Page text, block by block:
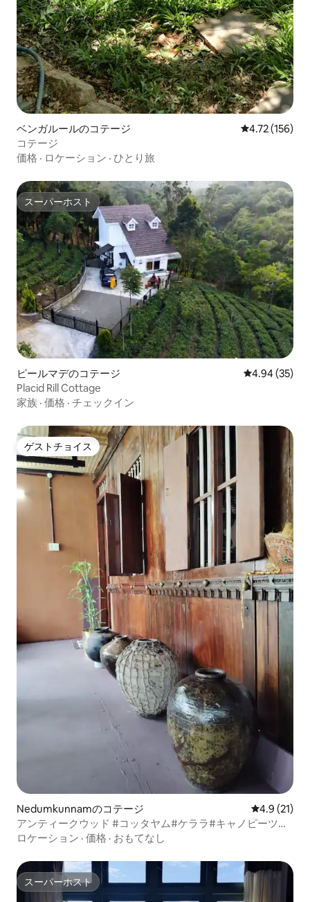
ベンガルールのコテージ レビュー156
4.72 (156)
コテージ
価格 · ロケーション · ひとり旅
スーパーホスト
スーパーホスト
ピールマデのコテージ レビュー35
4.94 (35)
Placid Rill Cottage
家族 · 価格 · チェックイン
ゲストチョイス
ゲストチョイス
Nedumkunnamのコテージ レビュー21
4.9 (21)
アンティークウッド #コッタヤム#ケララ#キャノピーツリ
ーハウス
ロケーション · 価格 · おもてなし
スーパーホスト
スーパーホスト